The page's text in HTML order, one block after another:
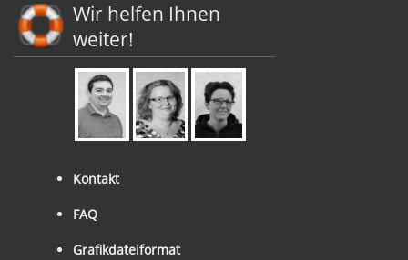
Wir helfen Ihnen
weiter!
Kontakt
FAQ
Grafikdateiformat